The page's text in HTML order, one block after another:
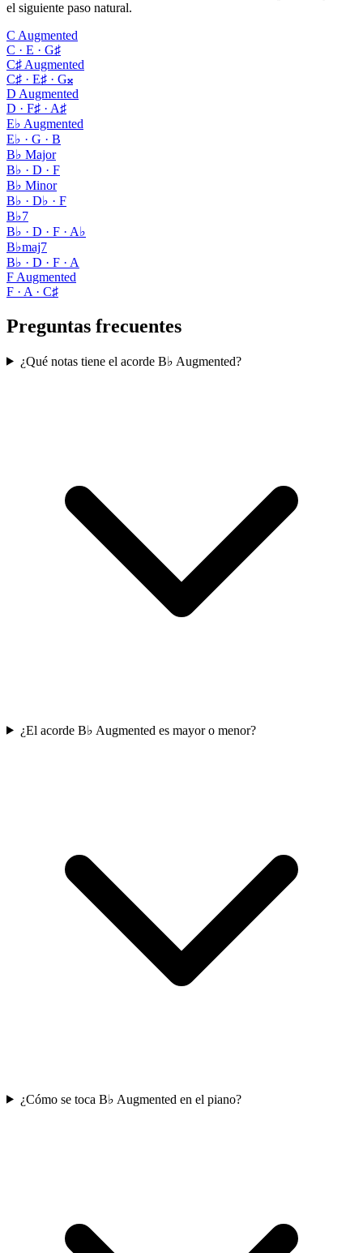
el siguiente paso natural.
C Augmented
C · E · G♯
C♯ Augmented
C♯ · E♯ · G𝄪
D Augmented
D · F♯ · A♯
E♭ Augmented
E♭ · G · B
B♭ Major
B♭ · D · F
B♭ Minor
B♭ · D♭ · F
B♭7
B♭ · D · F · A♭
B♭maj7
B♭ · D · F · A
F Augmented
F · A · C♯
Preguntas frecuentes
¿Qué notas tiene el acorde B♭ Augmented?
¿El acorde B♭ Augmented es mayor o menor?
¿Cómo se toca B♭ Augmented en el piano?